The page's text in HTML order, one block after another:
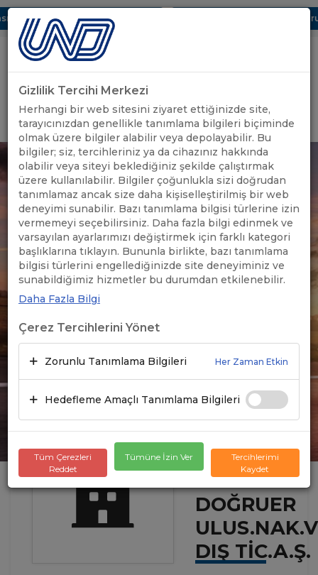
Dijital UBAK Bölümü Hakkında UND, Yunanistan Vize
Uluslararası Nakliyeciler Derneği
GİRİŞ YAP
DOĞRUER
DIŞ TIC.A.Ş.
Gizlilik Tercihi Merkezi
Herhangi bir web sitesini ziyaret ettiğinizde site,
tarayıcınızdan genellikle tanımlama bilgileri biçiminde
olmak üzere bilgiler alabilir veya depolayabilir. Bu
bilgiler; siz, tercihleriniz ya da cihazınız hakkında
olabilir veya siteyi beklediğiniz şekilde çalıştırmak
üzere kullanılabilir. Bilgiler çoğunlukla sizi doğrudan
tanımlamaz ancak size daha kişiselleştirilmiş bir web
deneyimi sunabilir. Bazı tanımlama bilgisi türlerine izin
vermemeyi seçebilirsiniz. Daha fazla bilgi edinmek ve
varsayılan ayarlarımızı değiştirmek için farklı kategori
başlıklarına tıklayın. Bununla birlikte, bazı tanımlama
bilgisi türlerini engellediğinizde site deneyiminiz ve
sunabildiğimiz hizmetler bu durumdan etkilenebilir.
Daha Fazla Bilgi
Çerez Tercihlerini Yönet
Zorunlu Tanımlama Bilgileri Her Zaman Etkin
Hedefleme Amaçlı Tanımlama Bilgileri
Tüm Çerezleri
Reddet
Tümüne İzin Ver
Tercihlerimi
Kaydet